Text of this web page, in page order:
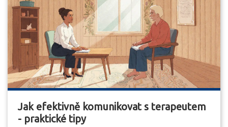
Jak efektivně komunikovat s terapeutem
- praktické tipy